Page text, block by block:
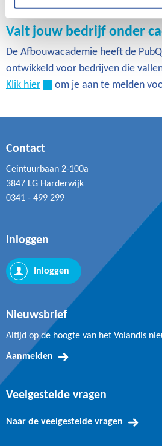
Valt jouw bedrijf onder
De Afbouwacademie heeft de
ontwikkeld voor bedrijven die
Klik hier
om je aan te melden
Contact
Ceintuurbaan 2-100a
3847 LG Harderwijk
0341 - 499 299
Nieuwsbrief
Altijd op de hoogte van het Volandis
Aanmelden
Veelgestelde vragen
Naar de veelgestelde vragen
Inloggen
Inloggen